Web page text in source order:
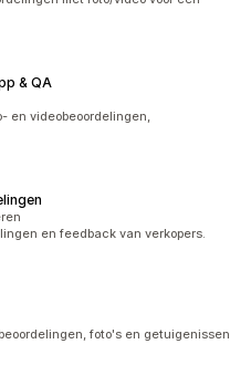
& QA
en videobeoordelingen,
en feedback van verkopers.
foto's en getuigenissen